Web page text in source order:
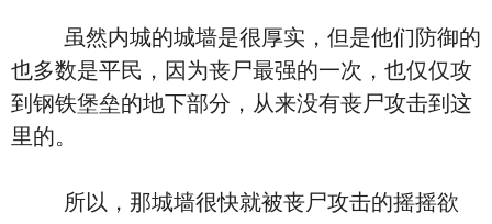
虽然内城的城墙是很厚实，但是他们防御的
也多数是平民，因为丧尸最强的一次，也仅仅攻
到钢铁堡垒的地下部分，从来没有丧尸攻击到这
里的。
所以，那城墙很快就被丧尸攻击的摇摇欲